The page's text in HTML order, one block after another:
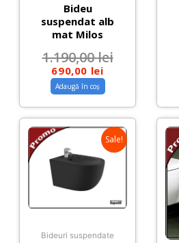
Bideu
suspendat alb
mat Milos
1.190,00lei
690,00 lei
Adaugă în coș
Sale!
Bideuri suspendate